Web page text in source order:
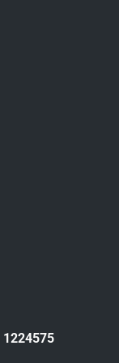
1224575